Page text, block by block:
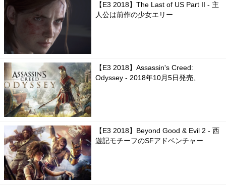
【E3 2018】The Last of US Part II - 主
人公は前作の少女エリー
【E3 2018】Assassin's Creed:
Odyssey - 2018年10月5日発売、
【E3 2018】Beyond Good & Evil 2 - 西
遊記モチーフのSFアドベンチャー